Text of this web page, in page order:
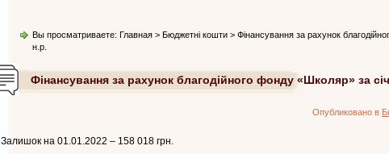
Вы просматриваете: Главная > Бюджетні кошти > Фінансування за рахунок
н.р.
Фінансування за рахунок благодійного фонду «Школяр» за
Опубликовано в
Залишок на 01.01.2022 – 158 018 грн.